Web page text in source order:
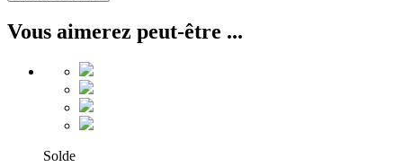
Vous aimerez peut-être ...
Solde